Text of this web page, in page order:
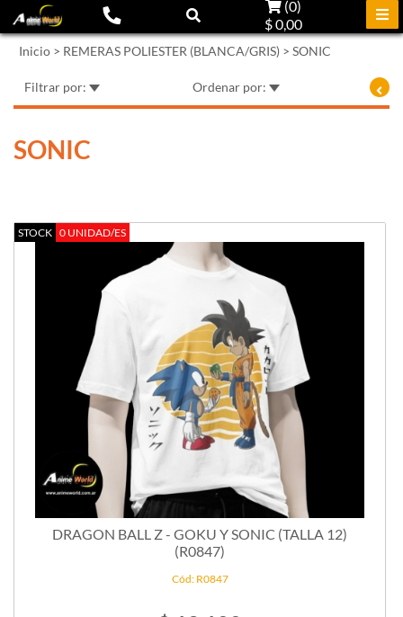
(0)
$ 0,00
Inicio > REMERAS POLIESTER (BLANCA/GRIS) > SONIC
Filtrar por: Ordenar por:
SONIC
STOCK 0 UNIDAD/ES
DRAGON BALL Z - GOKU Y SONIC (TALLA 12)
(R0847)
Cód: R0847